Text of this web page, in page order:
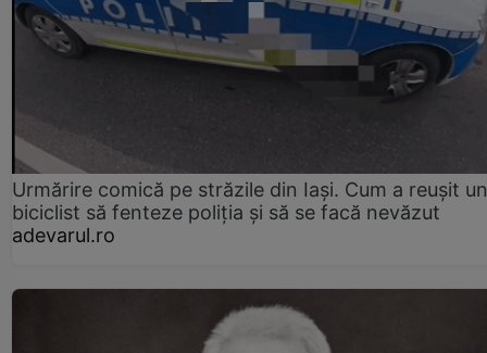
Urmărire comică pe străzile din Iași. Cum a reușit un
biciclist să fenteze poliția și să se facă nevăzut
adevarul.ro